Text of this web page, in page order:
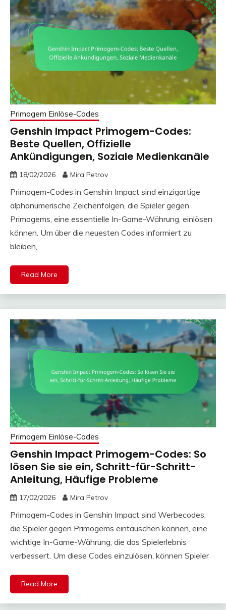
Primogem Einlöse-Codes
Genshin Impact Primogem-Codes:
Beste Quellen, Offizielle
Ankündigungen, Soziale Medienkanäle
18/02/2026 Mira Petrov
Primogem-Codes in Genshin Impact sind einzigartige
alphanumerische Zeichenfolgen, die Spieler gegen
Primogems, eine essentielle In-Game-Währung, einlösen
können. Um über die neuesten Codes informiert zu
bleiben,
Read More
Primogem Einlöse-Codes
Genshin Impact Primogem-Codes: So
lösen Sie sie ein, Schritt-für-Schritt-
Anleitung, Häufige Probleme
17/02/2026 Mira Petrov
Primogem-Codes in Genshin Impact sind Werbecodes,
die Spieler gegen Primogems eintauschen können, eine
wichtige In-Game-Währung, die das Spielerlebnis
verbessert. Um diese Codes einzulösen, können Spieler
Read More